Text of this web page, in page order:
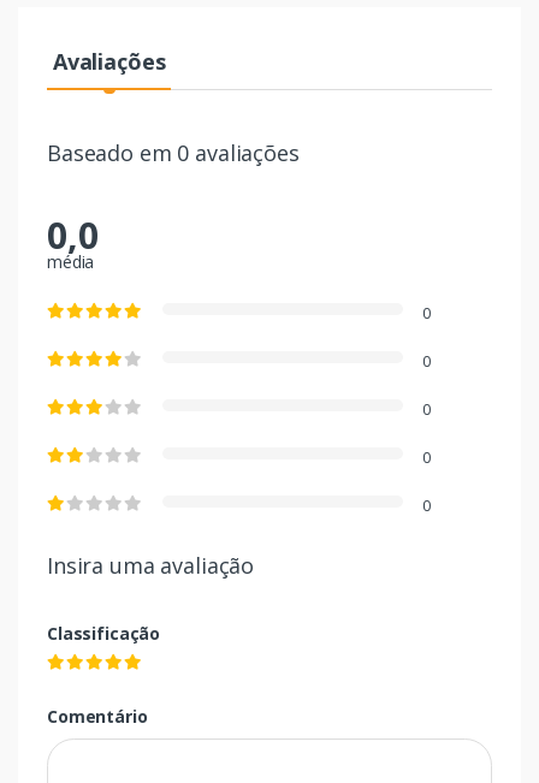
Avaliações
Baseado em 0 avaliações
0,0
média
0
0
0
0
0
Insira uma avaliação
Classificação
Comentário